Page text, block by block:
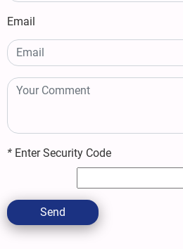
Email
* Enter Security Code
Send